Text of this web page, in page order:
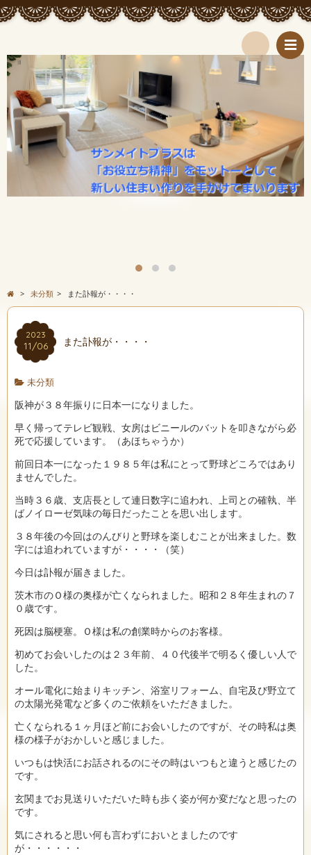
検
> 未分類 > また訃報が・・・・
2023
11/06 また訃報が・・・・
未分類
阪神が３８年振りに日本一になりました。
早く帰ってテレビ観戦、女房はビニールのバットを叩きながら必
死で応援しています。（あほちゃうか）
前回日本一になった１９８５年は私にとって野球どころではあり
ませんでした。
当時３６歳、支店長として連日数字に追われ、上司との確執、半
ばノイローゼ気味の毎日だったことを思い出します。
３８年後の今回はのんびりと野球を楽しむことが出来ました。数
字には追われていますが・・・・（笑）
今日は訃報が届きました。
茨木市のＯ様の奥様が亡くなられました。昭和２８年生まれの７
０歳です。
死因は脳梗塞。Ｏ様は私の創業時からのお客様。
初めてお会いしたのは２３年前、４０代後半で明るく優しい人で
した。
オール電化に始まりキッチン、浴室リフォーム、自宅及び野立て
の太陽光発電など多くのご依頼をいただきました。
亡くなられる１ヶ月ほど前にお会いしたのですが、その時私は奥
様の様子がおかしいと感じました。
いつもは快活にお話されるのにその時はいつもと違うと感じたの
です。
玄関までお見送りいただいた時も歩く姿が何か変だなと思ったの
です。
気にされると思い何も言わずにおいとましたのです
が・・・・・・